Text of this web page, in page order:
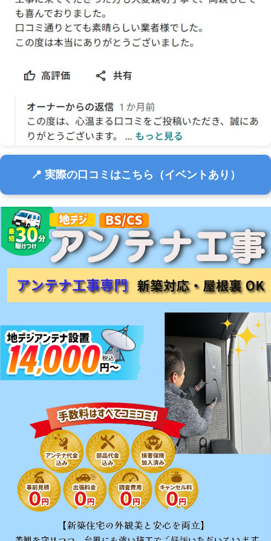
📍 実際の口コミはこちら（イベントあり）